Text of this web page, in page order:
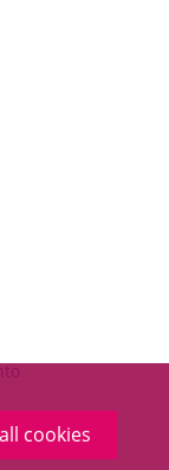
cookies